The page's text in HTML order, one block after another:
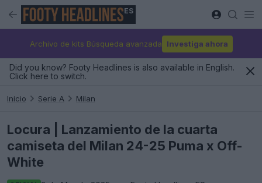
ES
Archivo de kits Búsqueda avanzada Investiga ahora
Did you know? Footy Headlines is also available in English.
Click here to switch.
Inicio Serie A Milan
Locura | Lanzamiento de la cuarta
camiseta del Milan 24-25 Puma x Off-
White